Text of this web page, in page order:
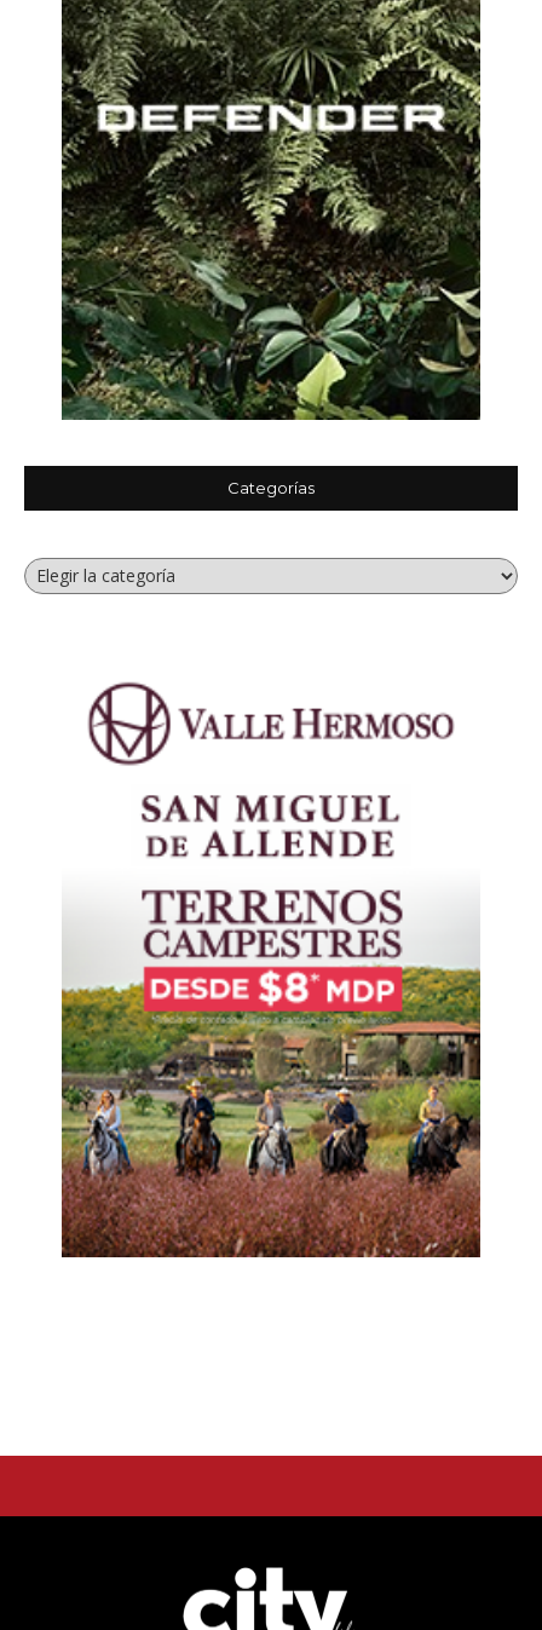
Categorías
Categorías